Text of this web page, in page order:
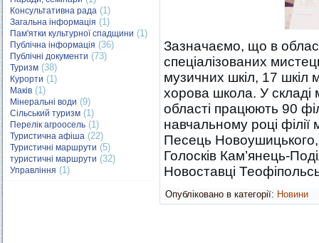
Консультативна рада (1)
Загальна інформація (1)
Пам'ятки культурної спадщини (1)
Публічна інформація (36)
Публічні документи (73)
Туризм (38)
Курорти (1)
Маків (1)
Мінеральні води (9)
Сільський туризм (1)
Перелік агроосель (1)
Туристична афіша (22)
Туристичні маршрути (5)
туристичні маршрути (32)
Управління (1)
Зазначаємо, що в
спеціалізованих
музичних шкіл, 17 шкіл
хорова школа. У складі
області працюють 90
навчальному році філії
Песець
Голосків Кам’янець-
Новоставці
Опубліковано в категорії: Новини